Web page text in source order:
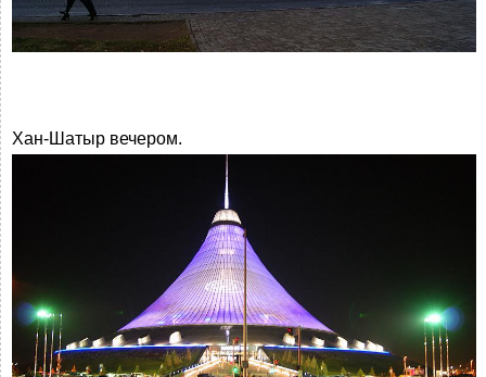
Хан-Шатыр вечером.